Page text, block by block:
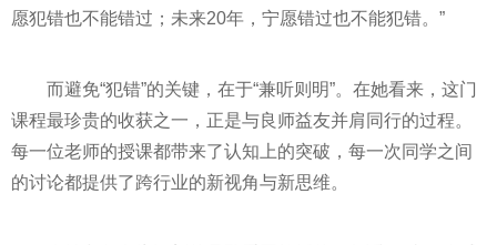
愿犯错也不能错过；未来20年，宁愿错过也不能犯错。”
而避免“犯错”的关键，在于“兼听则明”。在她看来，这门
课程最珍贵的收获之一，正是与良师益友并肩同行的过程。
每一位老师的授课都带来了认知上的突破，每一次同学之间
的讨论都提供了跨行业的新视角与新思维。